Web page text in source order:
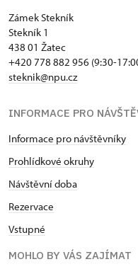
Zámek Stekník
Stekník 1
438 01 Žatec
+420 778 882 956 (9:30-
steknik@npu.cz
INFORMACE PRO
Informace pro návštěvníky
Prohlídkové okruhy
Návštěvní doba
Rezervace
Vstupné
MOHLO BY VÁS ZAJÍMAT